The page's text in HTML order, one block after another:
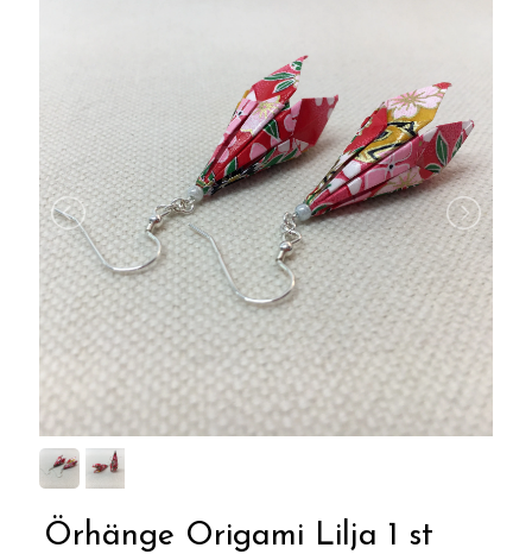
Örhänge Origami Lilja 1 st